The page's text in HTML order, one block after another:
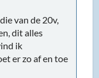
van de 20v,
dit alles
ik
er zo af en toe